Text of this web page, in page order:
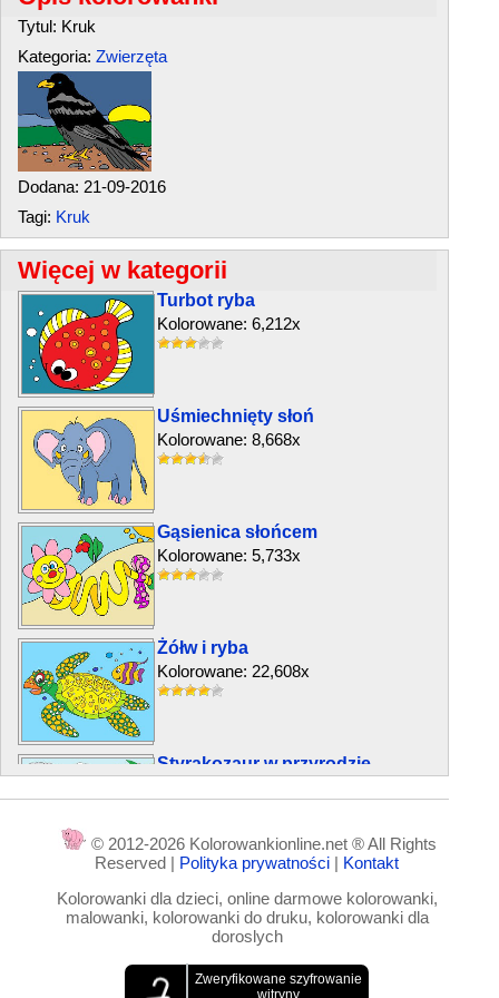
Tytul: Kruk
Kategoria: Zwierzęta
Dodana: 21-09-2016
Tagi: Kruk
Więcej w kategorii
Turbot ryba
Kolorowane: 6,212x
Uśmiechnięty słoń
Kolorowane: 8,668x
Gąsienica słońcem
Kolorowane: 5,733x
Żółw i ryba
Kolorowane: 22,608x
Styrakozaur w przyrodzie
Kolorowane: 4,820x
© 2012-2026 Kolorowankionline.net ® All Rights
Reserved | Polityka prywatności | Kontakt
Kolorowanki dla dzieci, online darmowe kolorowanki,
malowanki, kolorowanki do druku, kolorowanki dla
doroslych